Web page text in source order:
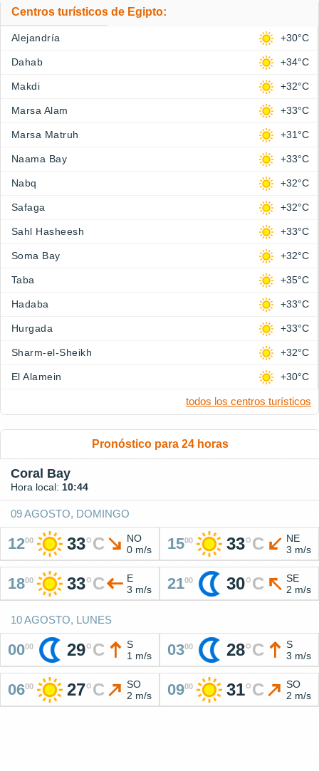
Centros turísticos de Egipto:
Alejandría +30°C
Dahab +34°C
Makdi +32°C
Marsa Alam +33°C
Marsa Matruh +31°C
Naama Bay +33°C
Nabq +32°C
Safaga +32°C
Sahl Hasheesh +33°C
Soma Bay +32°C
Taba +35°C
Hadaba +33°C
Hurgada +33°C
Sharm-el-Sheikh +32°C
El Alamein +30°C
todos los centros turísticos
Pronóstico para 24 horas
Coral Bay
Hora local: 10:44
09 AGOSTO, DOMINGO
1200 33°C
NO
0 m/s
1500 33°C
NE
3 m/s
1800 33°C
E
3 m/s
2100 30°C
SE
2 m/s
10 AGOSTO, LUNES
0000 29°C
S
1 m/s
0300 28°C
S
3 m/s
0600 27°C
SO
2 m/s
0900 31°C
SO
2 m/s